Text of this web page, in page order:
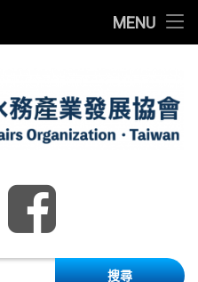
MENU
臺灣水務
mail
搜尋關鍵字: